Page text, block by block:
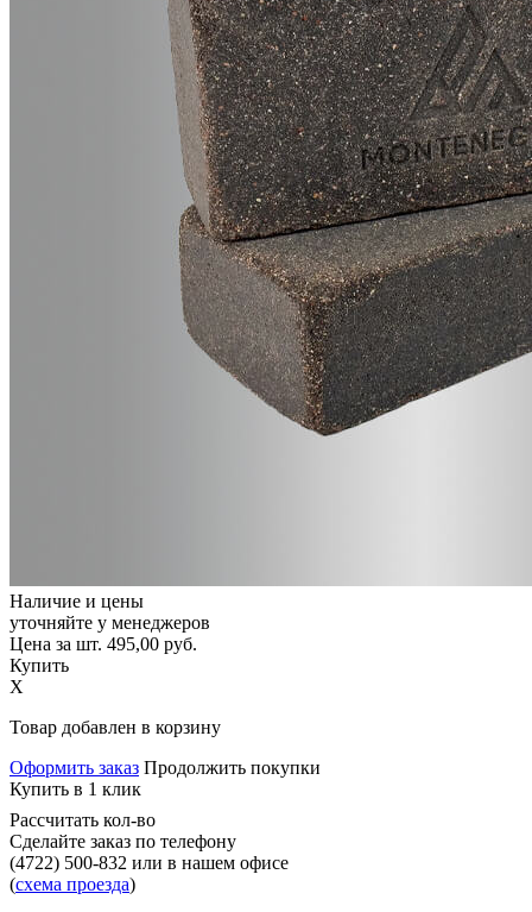
Наличие и цены
уточняйте у менеджеров
Цена за шт. 495,00 руб.
Купить
X
Товар добавлен в корзину
Оформить заказ Продолжить покупки
Купить в 1 клик
Рассчитать кол-во
Сделайте заказ по телефону
(4722) 500-832 или в нашем офисе
(схема проезда)